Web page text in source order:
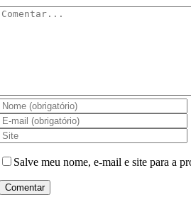
Salve meu nome, e-mail e site para a